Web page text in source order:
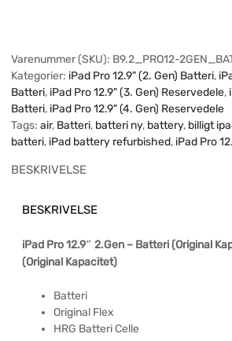
Varenummer (SKU): B9.2_PRO12-
Kategorier: iPad Pro 12.9" (2. Gen) Batteri,
Batteri, iPad Pro 12.9" (3. Gen) Reservedele,
Batteri, iPad Pro 12.9" (4. Gen) Reservedele
Tags: air, Batteri, batteri ny, battery, billigt
batteri, iPad battery refurbished, iPad Pro
BESKRIVELSE
BESKRIVELSE
iPad Pro 12.9″ 2.Gen – Batteri (Original
(Original Kapacitet)
Batteri
Original Flex
HRG Batteri Celle